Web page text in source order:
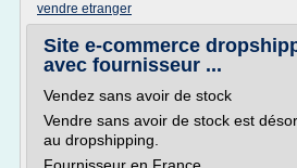
vendre etranger
Site e-commerce
avec fournisseur ...
Vendez sans avoir de stock
Vendre sans avoir de stock est
au dropshipping.